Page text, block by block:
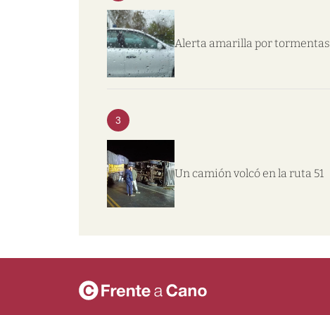
Alerta amarilla por tormentas
3
Un camión volcó en la ruta 51